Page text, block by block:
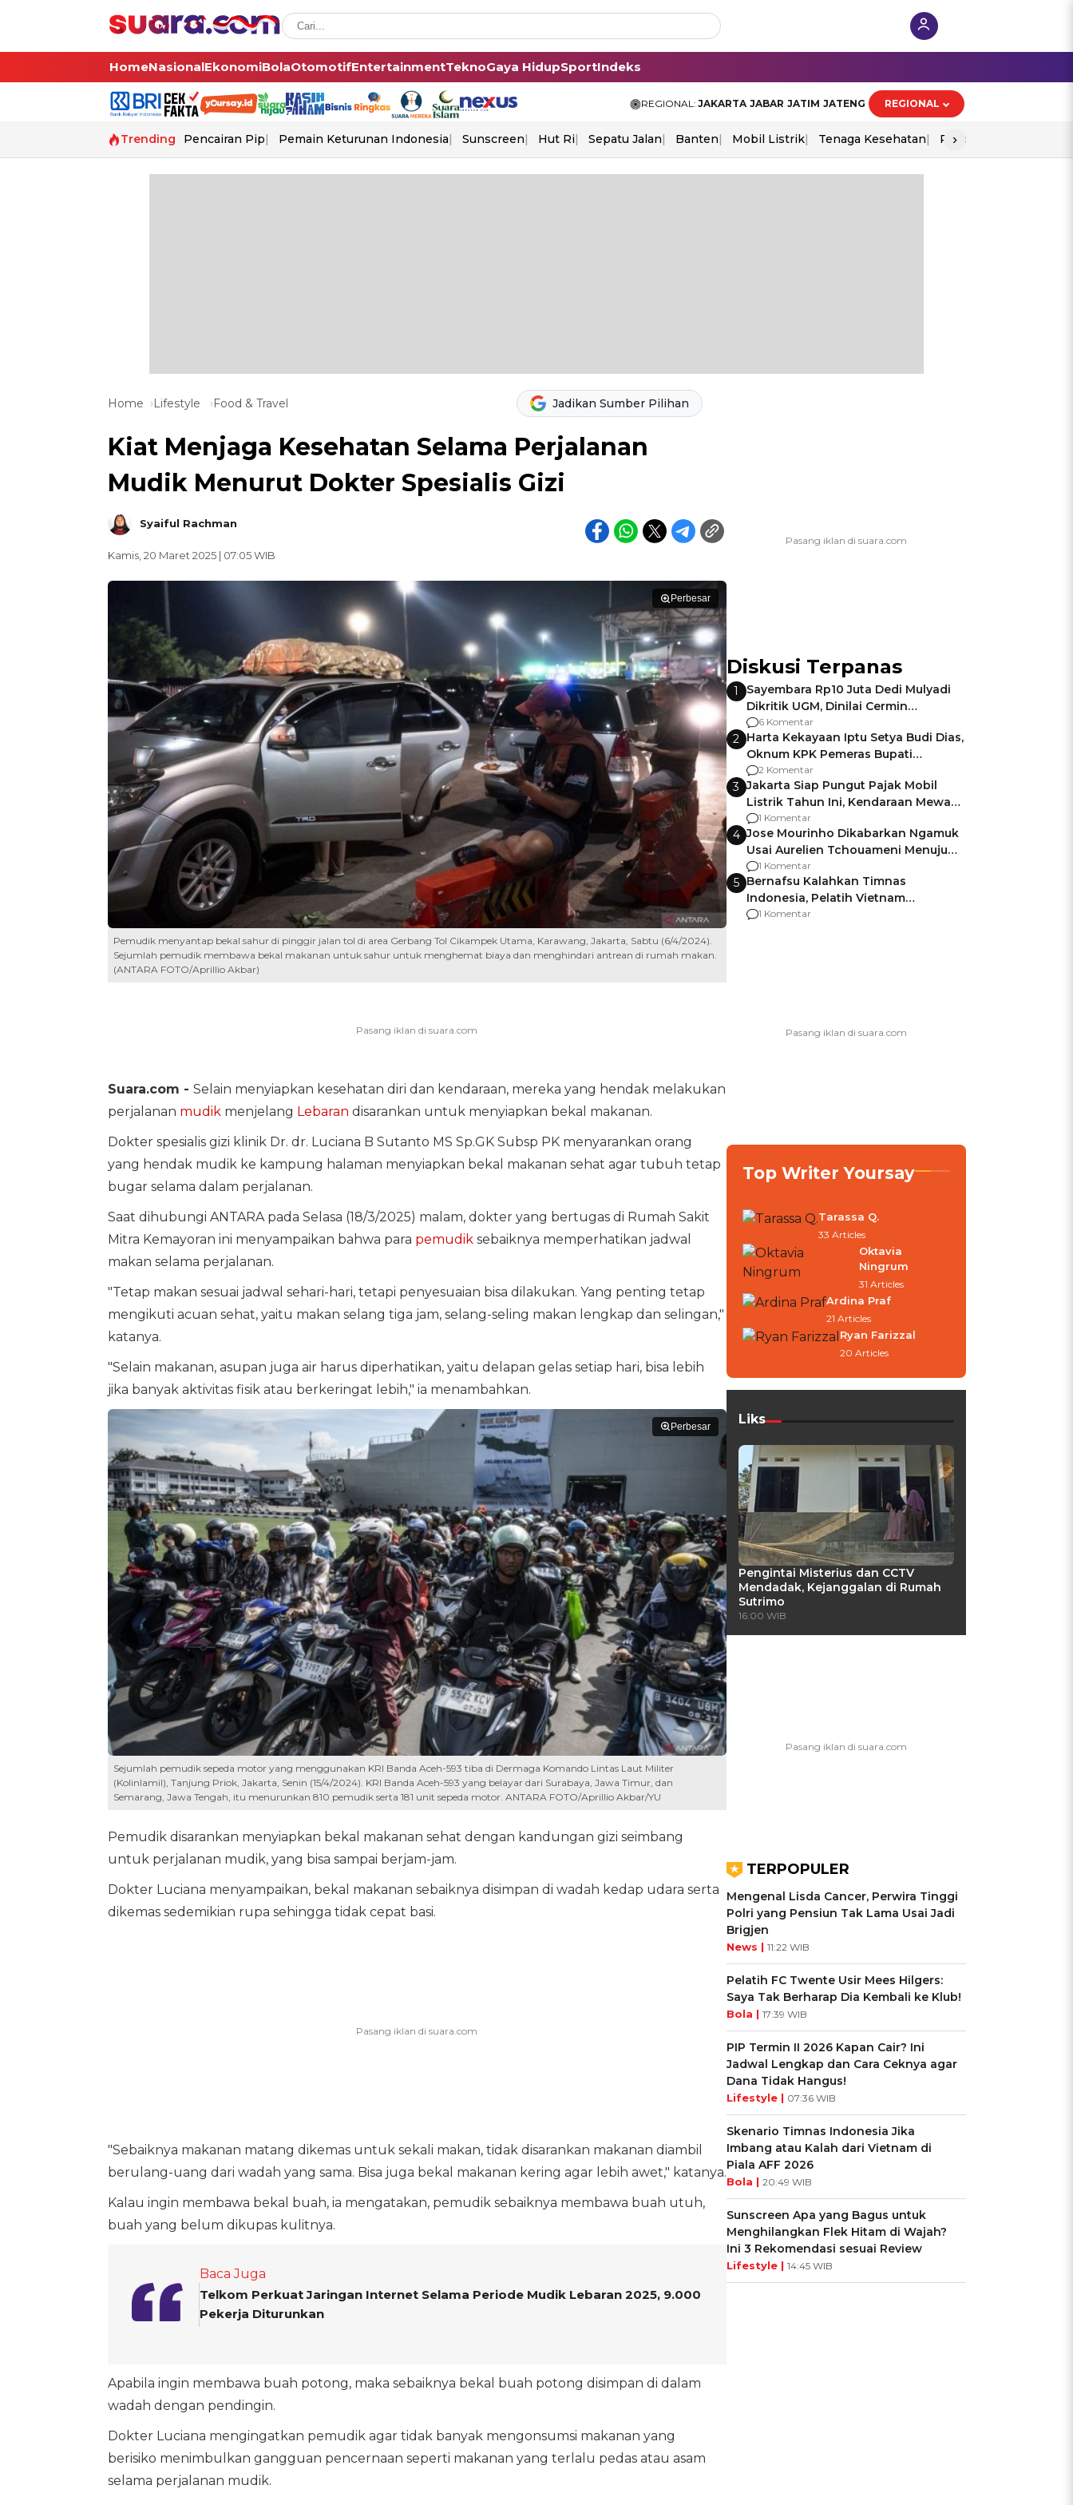
HomeNasionalEkonomiBolaOtomotifEntertainmentTeknoGaya HidupSportIndeks
REGIONAL: JAKARTA JABAR JATIM JATENG REGIONAL
Trending Pencairan Pip Pemain Keturunan Indonesia Sunscreen Hut Ri Sepatu Jalan Banten Mobil Listrik Tenaga Kesehatan Piala Aff 2026
›
Home Lifestyle Food & Travel Jadikan Sumber Pilihan
Kiat Menjaga Kesehatan Selama Perjalanan
Mudik Menurut Dokter Spesialis Gizi
Syaiful Rachman
Kamis, 20 Maret 2025 | 07:05 WIB
Perbesar
Pemudik menyantap bekal sahur di pinggir jalan tol di area Gerbang Tol Cikampek Utama, Karawang, Jakarta, Sabtu (6/4/2024).
Sejumlah pemudik membawa bekal makanan untuk sahur untuk menghemat biaya dan menghindari antrean di rumah makan.
(ANTARA FOTO/Aprillio Akbar)
Suara.com - Selain menyiapkan kesehatan diri dan kendaraan, mereka yang hendak melakukan
perjalanan mudik menjelang Lebaran disarankan untuk menyiapkan bekal makanan.
Dokter spesialis gizi klinik Dr. dr. Luciana B Sutanto MS Sp.GK Subsp PK menyarankan orang
yang hendak mudik ke kampung halaman menyiapkan bekal makanan sehat agar tubuh tetap
bugar selama dalam perjalanan.
Saat dihubungi ANTARA pada Selasa (18/3/2025) malam, dokter yang bertugas di Rumah Sakit
Mitra Kemayoran ini menyampaikan bahwa para pemudik sebaiknya memperhatikan jadwal
makan selama perjalanan.
"Tetap makan sesuai jadwal sehari-hari, tetapi penyesuaian bisa dilakukan. Yang penting tetap
mengikuti acuan sehat, yaitu makan selang tiga jam, selang-seling makan lengkap dan selingan,"
katanya.
"Selain makanan, asupan juga air harus diperhatikan, yaitu delapan gelas setiap hari, bisa lebih
jika banyak aktivitas fisik atau berkeringat lebih," ia menambahkan.
Perbesar
Sejumlah pemudik sepeda motor yang menggunakan KRI Banda Aceh-593 tiba di Dermaga Komando Lintas Laut Militer
(Kolinlamil), Tanjung Priok, Jakarta, Senin (15/4/2024). KRI Banda Aceh-593 yang belayar dari Surabaya, Jawa Timur, dan
Semarang, Jawa Tengah, itu menurunkan 810 pemudik serta 181 unit sepeda motor. ANTARA FOTO/Aprillio Akbar/YU
Pemudik disarankan menyiapkan bekal makanan sehat dengan kandungan gizi seimbang
untuk perjalanan mudik, yang bisa sampai berjam-jam.
Dokter Luciana menyampaikan, bekal makanan sebaiknya disimpan di wadah kedap udara serta
dikemas sedemikian rupa sehingga tidak cepat basi.
"Sebaiknya makanan matang dikemas untuk sekali makan, tidak disarankan makanan diambil
berulang-uang dari wadah yang sama. Bisa juga bekal makanan kering agar lebih awet," katanya.
Kalau ingin membawa bekal buah, ia mengatakan, pemudik sebaiknya membawa buah utuh,
buah yang belum dikupas kulitnya.
Baca Juga
Telkom Perkuat Jaringan Internet Selama Periode Mudik Lebaran 2025, 9.000
Pekerja Diturunkan
Apabila ingin membawa buah potong, maka sebaiknya bekal buah potong disimpan di dalam
wadah dengan pendingin.
Dokter Luciana mengingatkan pemudik agar tidak banyak mengonsumsi makanan yang
berisiko menimbulkan gangguan pencernaan seperti makanan yang terlalu pedas atau asam
selama perjalanan mudik.
Diskusi Terpanas
1
Sayembara Rp10 Juta Dedi Mulyadi
Dikritik UGM, Dinilai Cermin
Gagalnya Negara Jamin Keamanan
6 Komentar
2 Harta Kekayaan Iptu Setya Budi Dias,
Oknum KPK Pemeras Bupati
Pemalang
2 Komentar
3 Jakarta Siap Pungut Pajak Mobil
Listrik Tahun Ini, Kendaraan Mewah
Kena hingga 75% PKB
1 Komentar
4 Jose Mourinho Dikabarkan Ngamuk
Usai Aurelien Tchouameni Menuju
Manchester United
1 Komentar
5 Bernafsu Kalahkan Timnas
Indonesia, Pelatih Vietnam
Berencana Pakai Jimat di Pakansari
1 Komentar
Top Writer Yoursay
Tarassa Q.
33 Articles
Oktavia
Ningrum
31 Articles
Ardina Praf
21 Articles
Ryan Farizzal
20 Articles
Liks
Pengintai Misterius dan CCTV
Mendadak, Kejanggalan di Rumah
Sutrimo
16:00 WIB
TERPOPULER
Mengenal Lisda Cancer, Perwira Tinggi
Polri yang Pensiun Tak Lama Usai Jadi
Brigjen
News | 11:22 WIB
Pelatih FC Twente Usir Mees Hilgers:
Saya Tak Berharap Dia Kembali ke Klub!
Bola | 17:39 WIB
PIP Termin II 2026 Kapan Cair? Ini
Jadwal Lengkap dan Cara Ceknya agar
Dana Tidak Hangus!
Lifestyle | 07:36 WIB
Skenario Timnas Indonesia Jika
Imbang atau Kalah dari Vietnam di
Piala AFF 2026
Bola | 20:49 WIB
Sunscreen Apa yang Bagus untuk
Menghilangkan Flek Hitam di Wajah?
Ini 3 Rekomendasi sesuai Review
Lifestyle | 14:45 WIB